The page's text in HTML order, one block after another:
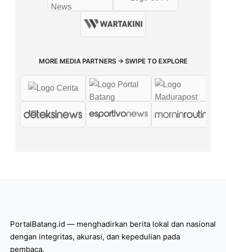
MORE MEDIA PARTNERS → SWIPE TO EXPLORE
PortalBatang.id — menghadirkan berita lokal dan nasional
dengan integritas, akurasi, dan kepedulian pada
pembaca.